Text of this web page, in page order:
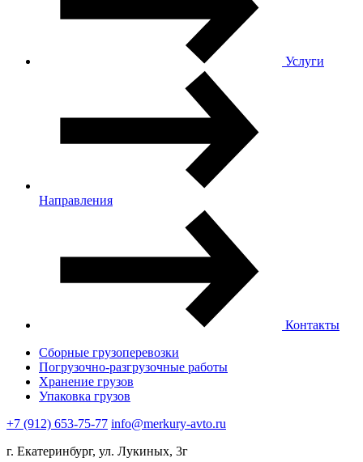
Услуги
Направления
Контакты
Сборные грузоперевозки
Погрузочно-разгрузочные работы
Хранение грузов
Упаковка грузов
+7 (912) 653-75-77 info@merkury-avto.ru
г. Екатеринбург, ул. Лукиных, 3г